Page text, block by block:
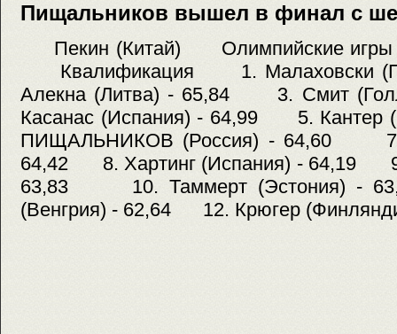
Пищальников вышел в финал с
Пекин (Китай) Олимпийские
Квалификация 1. Малаховски
Алекна (Литва) - 65,84 3. Смит
Касанас (Испания) - 64,99 5.
ПИЩАЛЬНИКОВ (Россия) - 64,60 7.
64,42 8. Хартинг (Испания) - 64,19 9.
63,83 10. Таммерт (Эстония) -
(Венгрия) - 62,64 12. Крюгер